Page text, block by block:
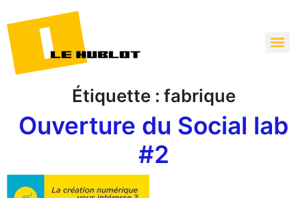
Étiquette : fabrique
Ouverture du Social lab
#2